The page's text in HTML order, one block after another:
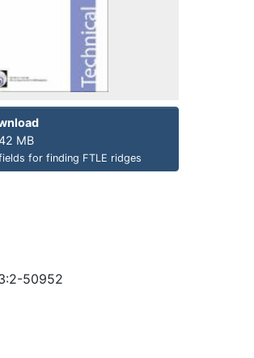
MB
for finding FTLE ridges
50952